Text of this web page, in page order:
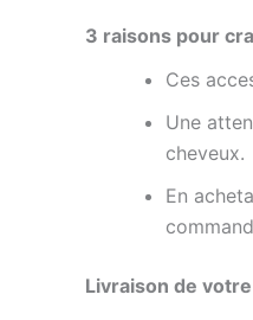
3 raisons pour
Ces
Une
cheveux.
En
Livraison de